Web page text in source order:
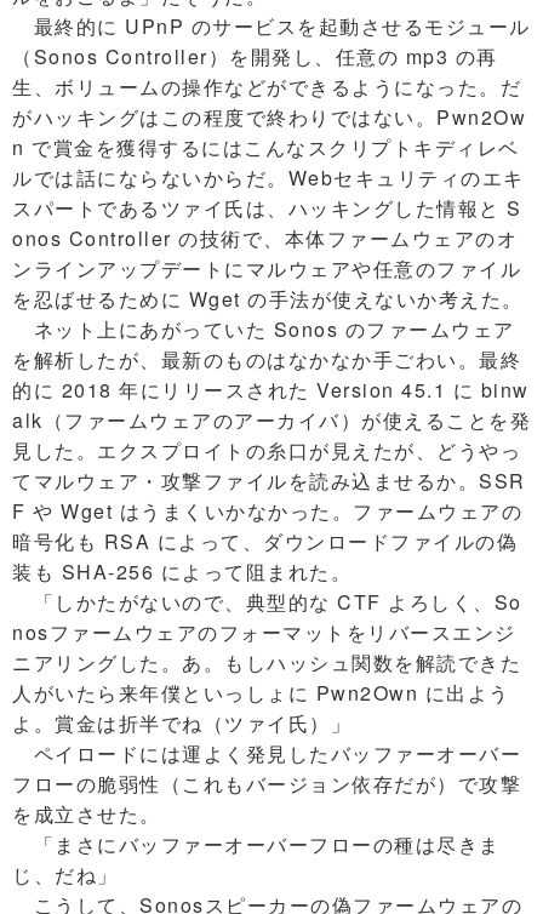
最終的に UPnP のサービスを起動させるモジュール
（Sonos Controller）を開発し、任意の mp3 の再
生、ボリュームの操作などができるようになった。だ
がハッキングはこの程度で終わりではない。Pwn2Ow
n で賞金を獲得するにはこんなスクリプトキディレベ
ルでは話にならないからだ。Webセキュリティのエキ
スパートであるツァイ氏は、ハッキングした情報と S
onos Controller の技術で、本体ファームウェアのオ
ンラインアップデートにマルウェアや任意のファイル
を忍ばせるために Wget の手法が使えないか考えた。
ネット上にあがっていた Sonos のファームウェア
を解析したが、最新のものはなかなか手ごわい。最終
的に 2018 年にリリースされた Version 45.1 に binw
alk（ファームウェアのアーカイバ）が使えることを発
見した。エクスプロイトの糸口が見えたが、どうやっ
てマルウェア・攻撃ファイルを読み込ませるか。SSR
F や Wget はうまくいかなかった。ファームウェアの
暗号化も RSA によって、ダウンロードファイルの偽
装も SHA-256 によって阻まれた。
「しかたがないので、典型的な CTF よろしく、So
nosファームウェアのフォーマットをリバースエンジ
ニアリングした。あ。もしハッシュ関数を解読できた
人がいたら来年僕といっしょに Pwn2Own に出よう
よ。賞金は折半でね（ツァイ氏）」
ペイロードには運よく発見したバッファーオーバー
フローの脆弱性（これもバージョン依存だが）で攻撃
を成立させた。
「まさにバッファーオーバーフローの種は尽きま
じ、だね」
こうして、Sonosスピーカーの偽ファームウェアの